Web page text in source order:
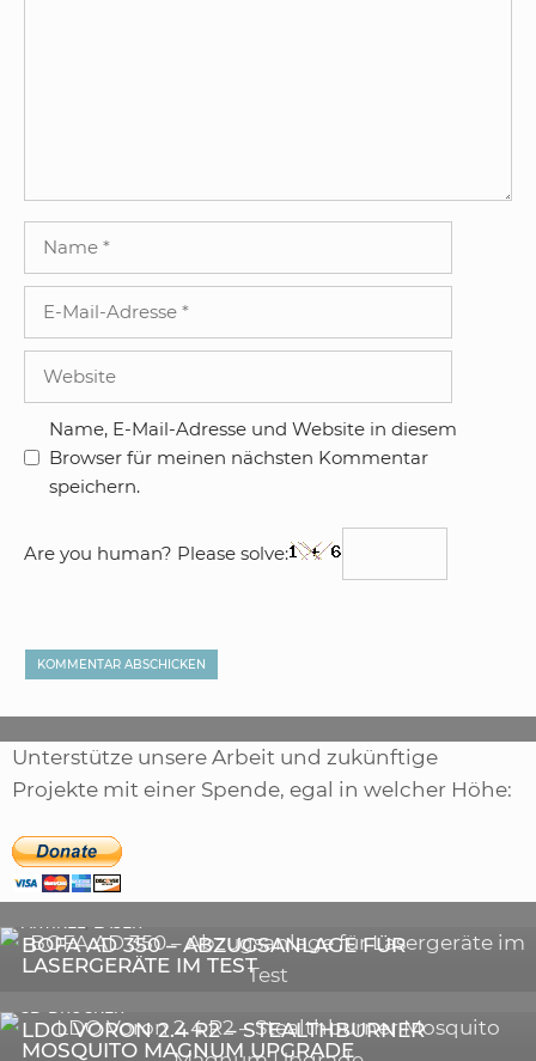
Adresse
Name, E-Mail-Adresse und Website in diesem
Browser für meinen nächsten Kommentar
speichern.
Are you human? Please solve:
Unterstütze unsere Arbeit und zukünftige
Projekte mit einer Spende, egal in welcher Höhe:
BOFA AD 350 – ABZUGSANLAGE FÜR
LASERGERÄTE IM TEST
DIE BEDEUTENDSTEN SCHRITTE ZUR
ERFOLGREICHEN MARKENBILDUNG IN DER
DIGITALEN ÄRA
LDO VORON 2.4 R2 – STEALTHBURNER
MOSQUITO MAGNUM UPGRADE
ASTRONOMIE